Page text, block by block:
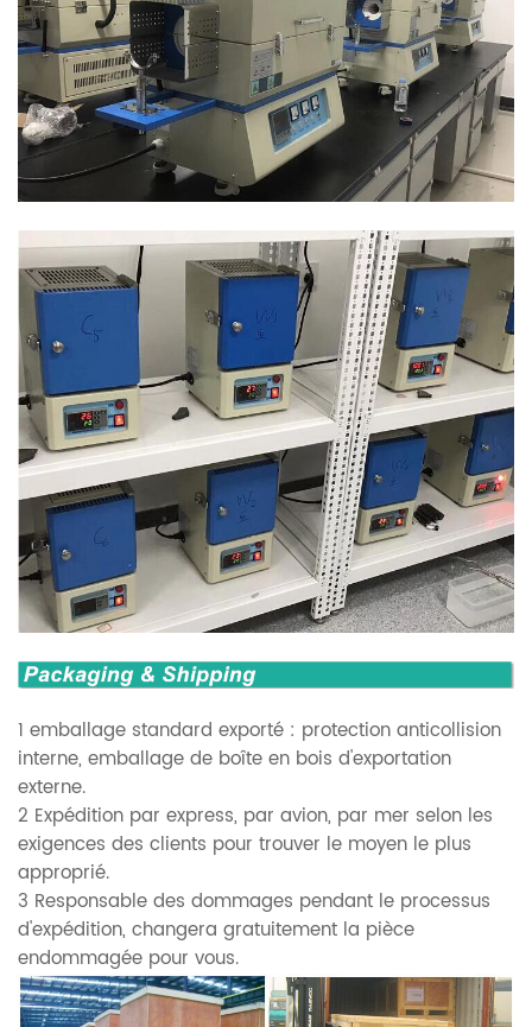
1 emballage standard exporté : protection anticollision
interne, emballage de boîte en bois d'exportation
externe.
2 Expédition par express, par avion, par mer selon les
exigences des clients pour trouver le moyen le plus
approprié.
3 Responsable des dommages pendant le processus
d'expédition, changera gratuitement la pièce
endommagée pour vous.